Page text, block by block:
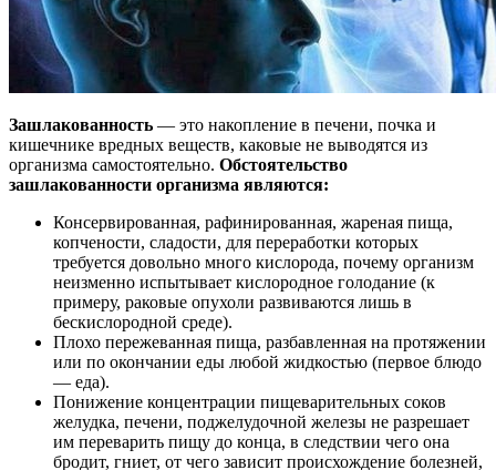
Зашлакованность — это накопление в печени, почка и
кишечнике вредных веществ, каковые не выводятся из
организма самостоятельно. Обстоятельство
зашлакованности организма являются:
Консервированная, рафинированная, жареная пища,
копчености, сладости, для переработки которых
требуется довольно много кислорода, почему организм
неизменно испытывает кислородное голодание (к
примеру, раковые опухоли развиваются лишь в
бескислородной среде).
Плохо пережеванная пища, разбавленная на протяжении
или по окончании еды любой жидкостью (первое блюдо
— еда).
Понижение концентрации пищеварительных соков
желудка, печени, поджелудочной железы не разрешает
им переварить пищу до конца, в следствии чего она
бродит, гниет, от чего зависит происхождение болезней,